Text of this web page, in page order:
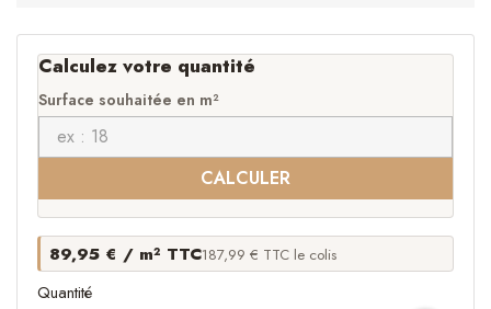
Calculez votre quantité
Surface souhaitée en m²
CALCULER
89,95 € / m² TTC187,99 € TTC le colis
Quantité